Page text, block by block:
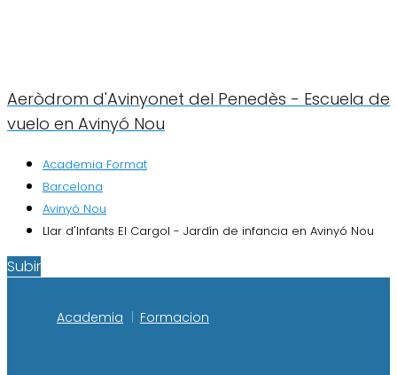
Aeròdrom d'Avinyonet del Penedès - Escuela de
vuelo en Avinyó Nou
Academia Format
Barcelona
Avinyó Nou
Llar d'Infants El Cargol - Jardín de infancia en Avinyó Nou
Subir
Academia Formacion